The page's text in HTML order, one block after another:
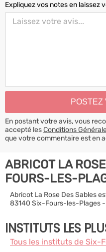
Expliquez vos notes en laissez
En postant votre avis, vous
accepté lesConditions
que votre commentaire est en
ABRICOT LA
FOURS-LES-
Abricot La Rose Des Sables
83140 Six-Fours-les-Plages -
INSTITUTS LES
Tous les instituts de Six-